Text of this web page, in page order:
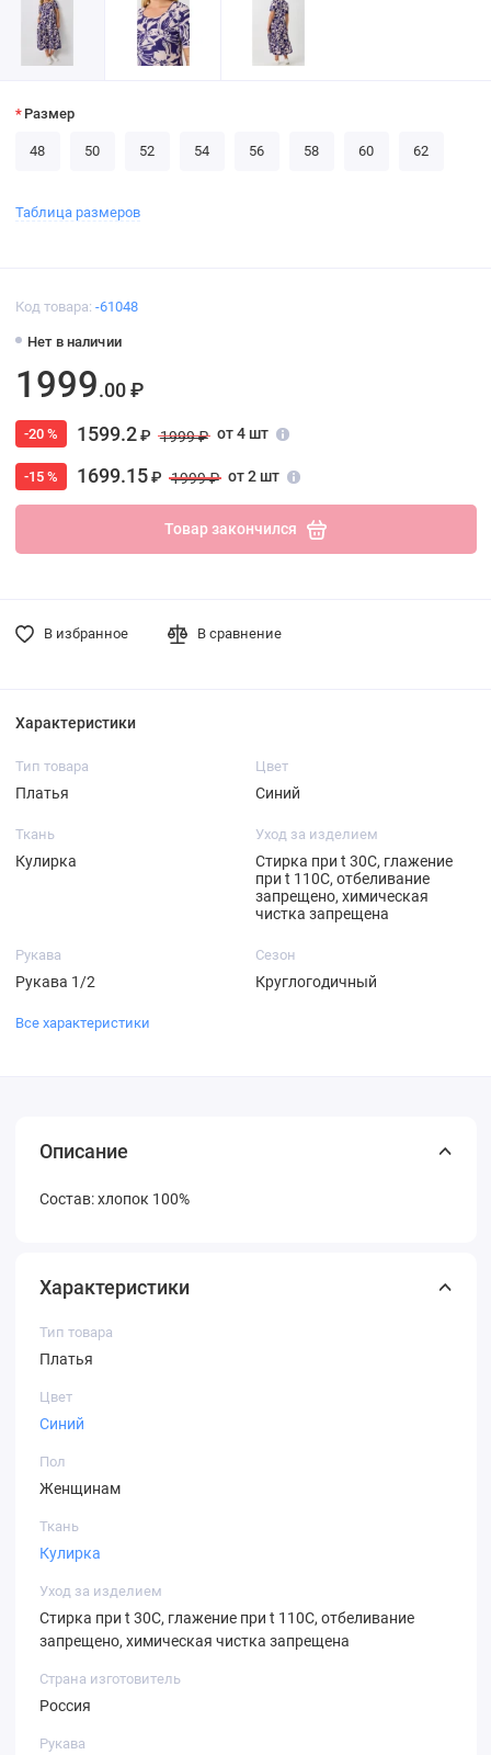
Код товара: -61048
Нет в наличии
1999.00 ₽
-20 % 1599.2₽ 1999 ₽ от 4 шт
-15 % 1699.15₽ 1999 ₽ от 2 шт
Товар закончился
В избранное В сравнение
Размер
48 50 52 54 56 58 60 62
Таблица размеров
Характеристики
Тип товара
Платья
Цвет
Синий
Ткань
Кулирка
Уход за изделием
Стирка при t 30С, глажение
при t 110С, отбеливание
запрещено, химическая
чистка запрещена
Рукава
Рукава 1/2
Сезон
Круглогодичный
Все характеристики
Описание
Состав: хлопок 100%
Характеристики
Тип товара
Платья
Цвет
Синий
Пол
Женщинам
Ткань
Кулирка
Уход за изделием
Стирка при t 30С, глажение при t 110С, отбеливание
запрещено, химическая чистка запрещена
Страна изготовитель
Россия
Рукава